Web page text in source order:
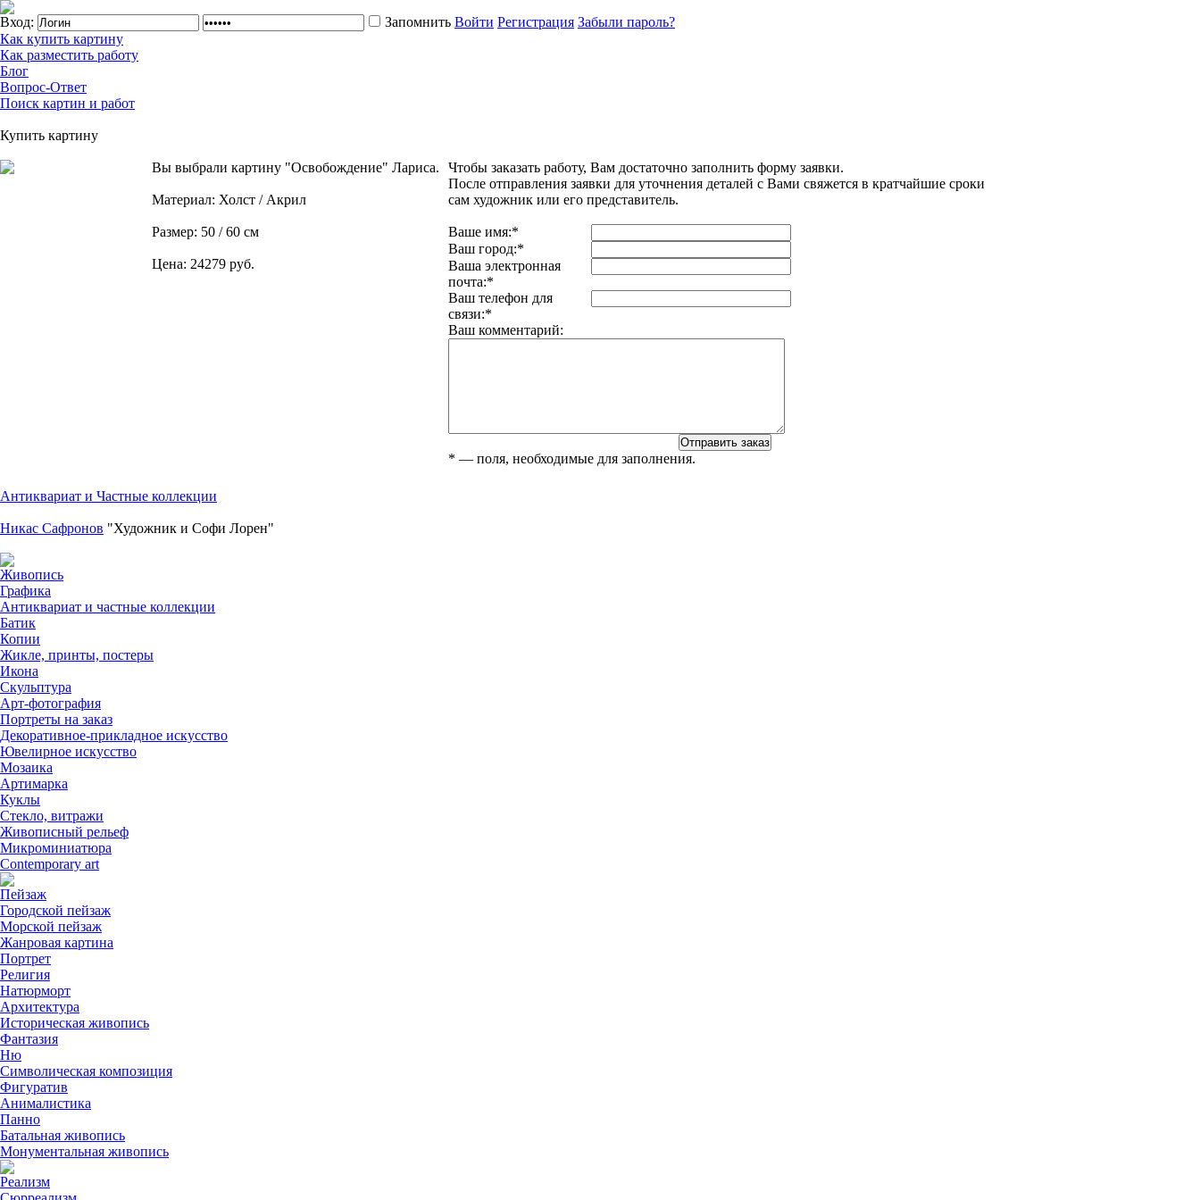
Вход: Запомнить Войти Регистрация Забыли пароль?
Как купить картину
Как разместить работу
Блог
Вопрос-Ответ
Поиск картин и работ
Купить картину
Вы выбрали картину "Освобождение" Лариса.
Материал: Холст / Акрил
Размер: 50 / 60 см
Цена: 24279 руб.
Чтобы заказать работу, Вам достаточно заполнить форму заявки.
После отправления заявки для уточнения деталей с Вами свяжется в кратчайшие сроки
сам художник или его представитель.
Ваше имя:*
Ваш город:*
Ваша электронная
почта:*
Ваш телефон для
связи:*
Ваш комментарий:
* — поля, необходимые для заполнения.
Антиквариат и Частные коллекции
Никас Сафронов "Художник и Софи Лорен"
Живопись
Графика
Антиквариат и частные коллекции
Батик
Копии
Жикле, принты, постеры
Икона
Скульптура
Арт-фотография
Портреты на заказ
Декоративное-прикладное искусство
Ювелирное искусство
Мозаика
Артимарка
Куклы
Стекло, витражи
Живописный рельеф
Микроминиатюра
Contemporary art
Пейзаж
Городской пейзаж
Морской пейзаж
Жанровая картина
Портрет
Религия
Натюрморт
Архитектура
Историческая живопись
Фантазия
Ню
Символическая композиция
Фигуратив
Анималистикa
Панно
Батальная живопись
Монументальная живопись
Реализм